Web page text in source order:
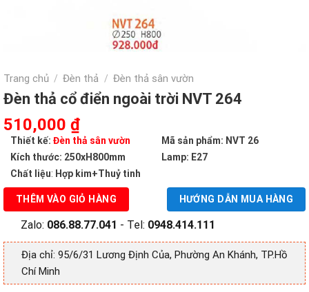
Trang chủ / Đèn thả / Đèn thả sân vườn
Đèn thả cổ điển ngoài trời NVT 264
Giá
gốc
là:
928,000 ₫.
510,000 ₫Giá
hiện
tại
là:
510,000 ₫.
Thiết kế: Đèn thả sân vườn
Mã sản phẩm: NVT 26
Kích thước: 250xH800mm
Lamp: E27
Chất liệu: Hợp kim+Thuỷ tinh
HƯỚNG DẪN MUA HÀNG
THÊM VÀO GIỎ HÀNG
Zalo: 086.88.77.041 - Tel: 0948.414.111
Địa chỉ: 95/6/31 Lương Định Của, Phường An Khánh, TP.Hồ
Chí Minh